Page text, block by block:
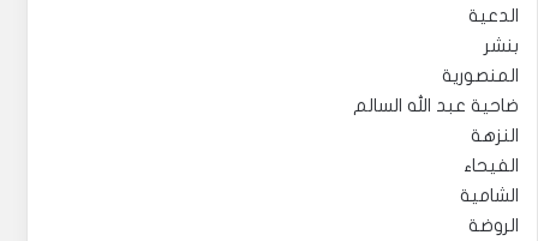
الدعية
بنشر
المنصورية
ضاحية عبد الله السالم
النزهة
الفيحاء
الشامية
الروضة